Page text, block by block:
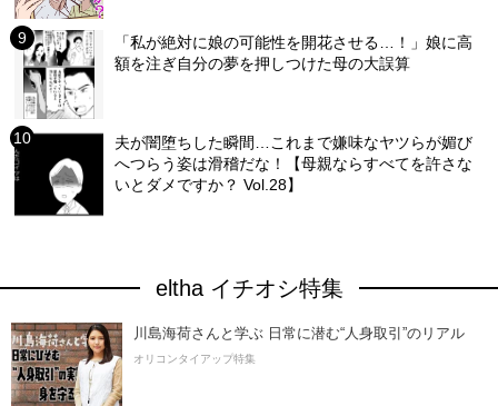
「私が絶対に娘の可能性を開花させる…！」娘に高
額を注ぎ自分の夢を押しつけた母の大誤算
夫が闇堕ちした瞬間…これまで嫌味なヤツらが媚び
へつらう姿は滑稽だな！【母親ならすべてを許さな
いとダメですか？ Vol.28】
eltha イチオシ特集
川島海荷さんと学ぶ 日常に潜む“人身取引”のリアル
オリコンタイアップ特集